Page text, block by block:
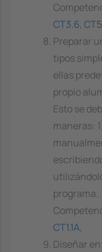
CT3.6,
Preparar
tipos
ellas
propio
Esto se
maneras:
programa.
CT1.1A,
Diseñar